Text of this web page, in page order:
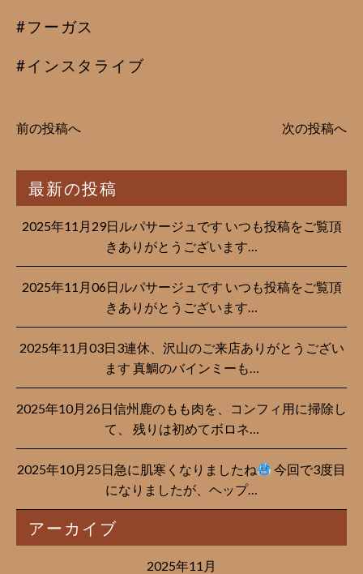
#フーガス
#インスタライブ
前の投稿へ 次の投稿へ
最新の投稿
2025年11月29日ルパサージュです︎ いつも投稿をご覧頂
きありがとうございます…
2025年11月06日ルパサージュです︎ いつも投稿をご覧頂
きありがとうございます…
2025年11月03日3連休、沢山のご来店ありがとうござい
ます 真鯛のバインミーも…
2025年10月26日信州鹿のもも肉を、コンフィ用に掃除し
て、 残りは初めてボロネ…
2025年10月25日急に肌寒くなりましたね
今回で3度目
になりましたが、ヘップ…
アーカイブ
2025年11月